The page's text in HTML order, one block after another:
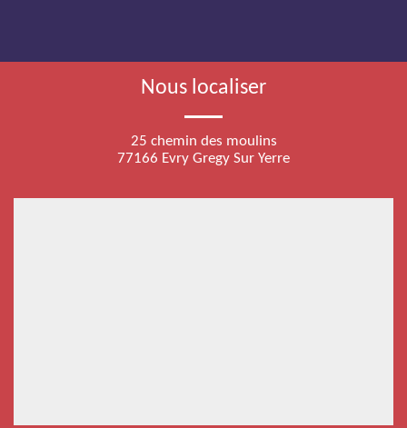
Nous localiser
25 chemin des moulins
77166 Evry Gregy Sur Yerre